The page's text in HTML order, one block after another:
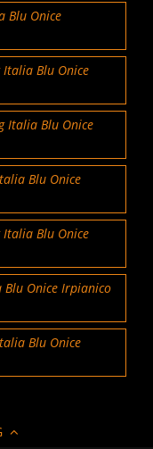
Blu Onice
Italia Blu Onice
Italia Blu Onice
Blu Onice
Italia Blu Onice
Blu Onice Irpianico
Blu Onice